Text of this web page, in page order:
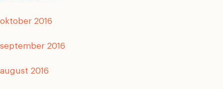
oktober 2016
september 2016
august 2016